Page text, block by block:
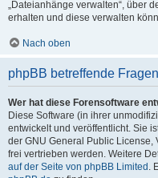
„Dateianhänge verwalten“, über
erhalten und diese verwalten
Nach oben
phpBB betreffende Fragen
Wer hat diese Forensoftware
Diese Software (in ihrer
entwickelt und veröffentlicht. Sie
der GNU General Public License,
frei vertrieben werden. Weitere
auf der Seite von phpBB Limited .